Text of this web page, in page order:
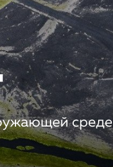
среде